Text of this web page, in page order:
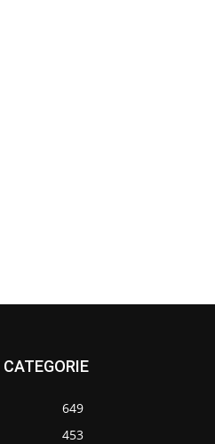
649
453